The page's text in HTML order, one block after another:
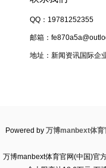
QQ：19781252355
邮箱：
地址：新闻资讯国际企
Powered by 万博manbext体育
万博manbext体育官网(中国)官